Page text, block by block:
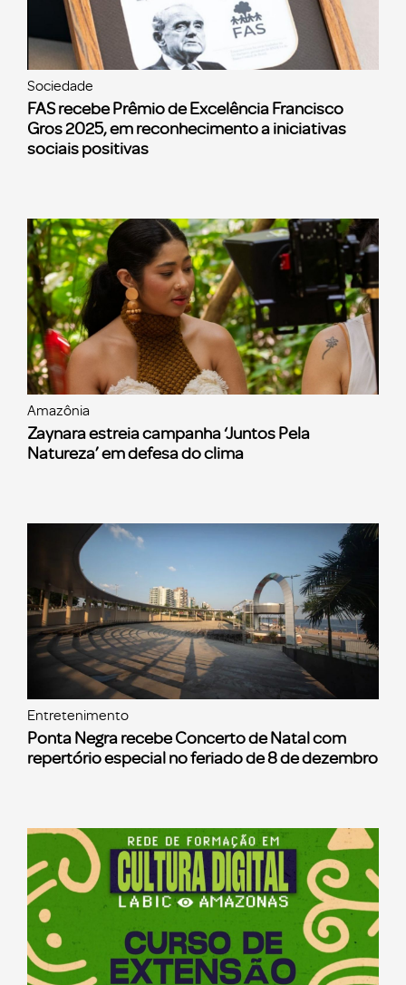
Sociedade
FAS recebe Prêmio de Excelência Francisco
Gros 2025, em reconhecimento a iniciativas
sociais positivas
Amazônia
Zaynara estreia campanha ‘Juntos Pela
Natureza’ em defesa do clima
Entretenimento
Ponta Negra recebe Concerto de Natal com
repertório especial no feriado de 8 de dezembro